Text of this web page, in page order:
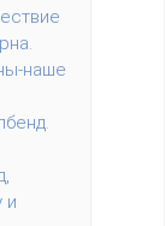
наше
и